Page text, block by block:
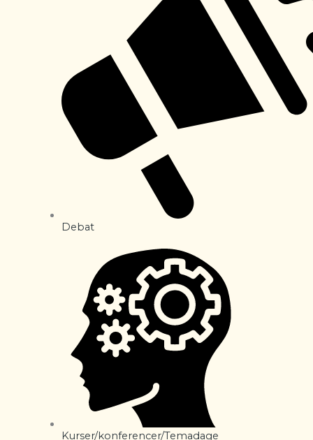
Debat
Kurser/konferencer/Temadage